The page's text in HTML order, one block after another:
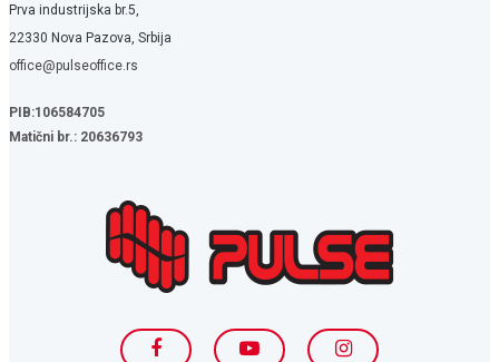
Prva industrijska br.5,
22330 Nova Pazova, Srbija
office@pulseoffice.rs
PIB:106584705
Matični br.: 20636793